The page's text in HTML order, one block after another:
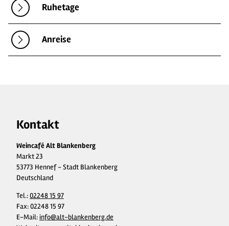
Ruhetage
Anreise
Kontakt
Weincafé Alt Blankenberg
Markt 23
53773 Hennef - Stadt Blankenberg
Deutschland
Tel.:02248 15 97
Fax:02248 15 97
E-Mail:info@alt-blankenberg.de